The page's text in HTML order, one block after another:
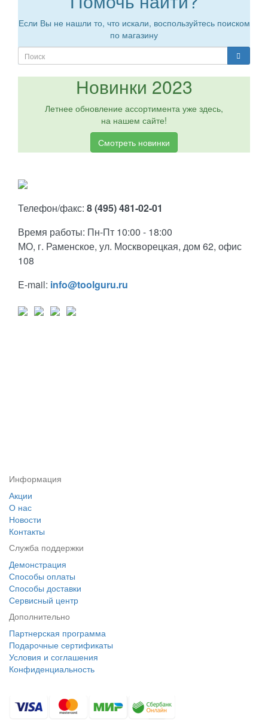
Если Вы не нашли то, что искали, воспользуйтесь поиском
по магазину
Новинки 2023
Летнее обновление ассортимента уже здесь,
на нашем сайте!
Смотреть новинки
Телефон/факс: 8 (495) 481-02-01
Время работы: Пн-Пт 10:00 - 18:00
МО, г. Раменское, ул. Москворецкая, дом 62, офис
108
E-mail: info@toolguru.ru
Информация
Акции
О нас
Новости
Контакты
Служба поддержки
Демонстрация
Способы оплаты
Способы доставки
Сервисный центр
Дополнительно
Партнерская программа
Подарочные сертификаты
Условия и соглашения
Конфиденциальность